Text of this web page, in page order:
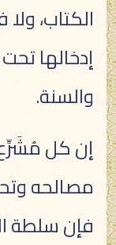
الكتاب،
إدخالها
والسنة.
إن كل
مصالحه
فإن سلطة